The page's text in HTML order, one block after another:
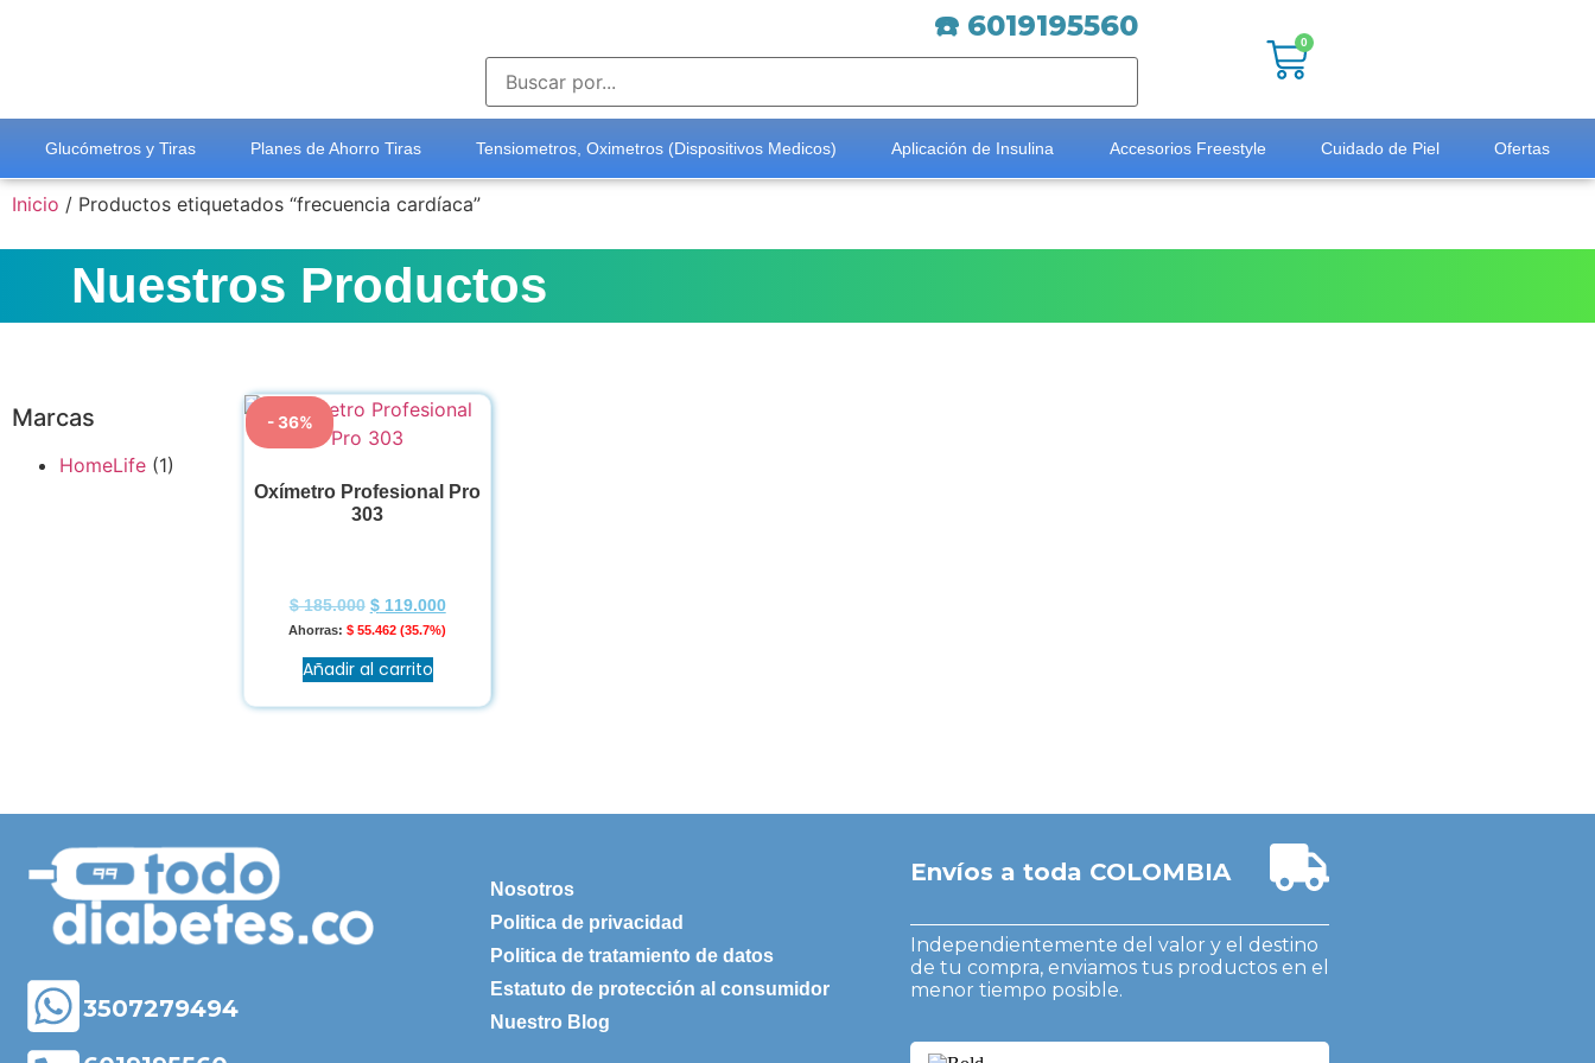
☎️ 6019195560 0
Glucómetros y Tiras Planes de Ahorro Tiras Tensiometros, Oximetros (Dispositivos Medicos) Aplicación de Insulina Accesorios Freestyle Cuidado de Piel Ofertas
Inicio / Productos etiquetados “frecuencia cardíaca”
Nuestros Productos
Marcas
HomeLife (1)
- 36%
Oxímetro Profesional Pro
303
$185.000 $119.000
Ahorras: $ 55.462 (35.7%)
Añadir al carrito
3507279494
Nosotros
Politica de privacidad
Politica de tratamiento de datos
Estatuto de protección al consumidor
Nuestro Blog
Envíos a toda COLOMBIA
Independientemente del valor y el destino
de tu compra, enviamos tus productos en el
menor tiempo posible.